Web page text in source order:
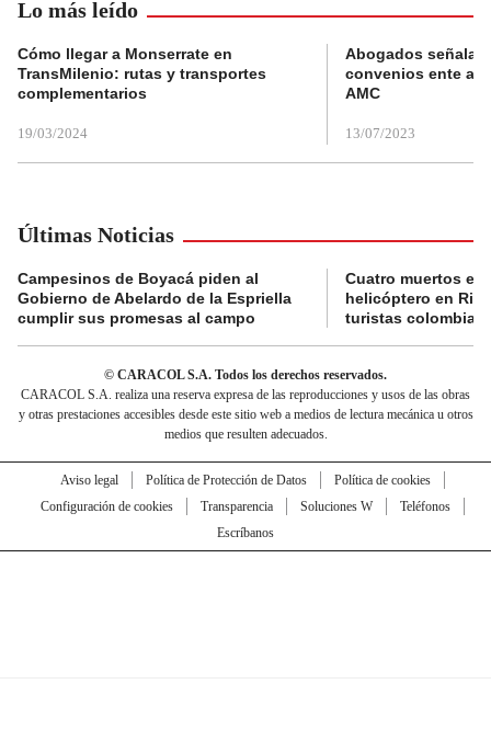
Lo más leído
Cómo llegar a Monserrate en
TransMilenio: rutas y transportes
complementarios
19/03/2024
Abogados
convenios ente
AMC
13/07/2023
Últimas Noticias
Campesinos de Boyacá piden al
Gobierno de Abelardo de la Espriella
cumplir sus promesas al campo
Cuatro muertos en
helicóptero en
turistas
© CARACOL S.A. Todos los derechos reservados.
CARACOL S.A. realiza una reserva expresa de las reproducciones y usos de las obras
y otras prestaciones accesibles desde este sitio web a medios de lectura mecánica u otros
medios que resulten adecuados.
Aviso legal Política de Protección de Datos
Política de cookies
Configuración de cookies
Transparencia Soluciones W
Teléfonos
Escríbanos